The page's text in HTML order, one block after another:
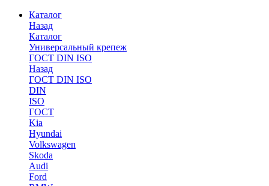
Каталог
Назад
Каталог
Универсальный крепеж
ГОСТ DIN ISO
Назад
ГОСТ DIN ISO
DIN
ISO
ГОСТ
Kia
Hyundai
Volkswagen
Skoda
Audi
Ford